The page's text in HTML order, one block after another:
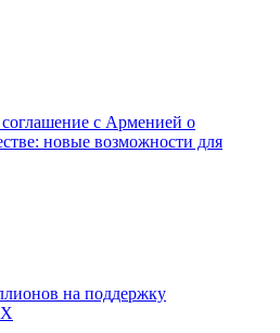
с Арменией о
новые возможности для
на поддержку